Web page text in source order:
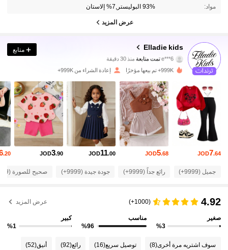
مواد: 93% البوليستر,7% إلاستان
عرض المزيد
Elladie kids
4.91
e***6تمت متابعة منذ 30 دقيقة
366K متابعون
4.91 366K متابعون
366K متابعون
366K متابعون
4.91 366K متابعون
متابع
999K+ تم بيعها مؤخرًا إعادة الشراء من 999K+
JOD7.64
JOD5.68
JOD11.00
JOD3.90
.20
جميل (9999+) رائع جداً (9999+) جودة جيدة (9999+) صحيح للصورة (9999+)
4.92
(1000+) عرض المزيد
صغير
%3
مناسب
%96
كبير
%1
سوف اشتريه مرة أخرى(8) توصيل سريع(16) رائع(92) أنيق(52)